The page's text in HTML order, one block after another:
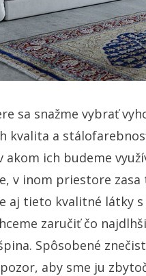
sa snažme vybrať
kvalita a
akom ich budeme
v inom priestore
aj tieto kvalitné látky
zaručiť čo
Spôsobené
aby sme ju